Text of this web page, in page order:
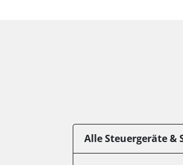
Alle Steuergeräte